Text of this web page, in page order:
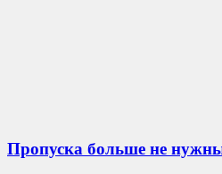
Пропуска больше не